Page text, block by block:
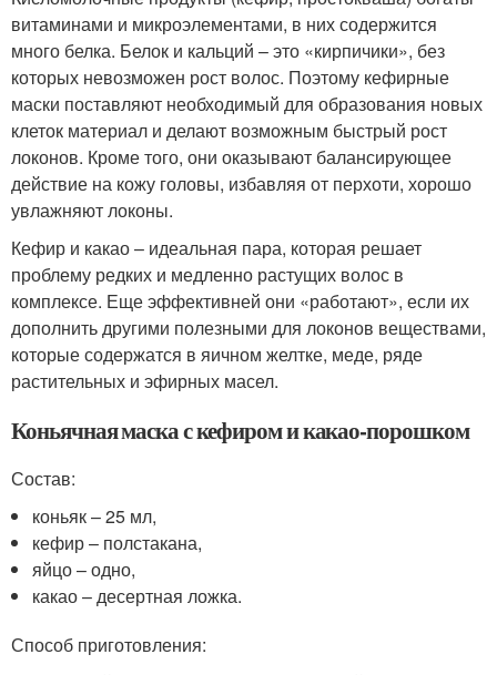
витаминами и микроэлементами, в них содержится
много белка. Белок и кальций – это «кирпичики», без
которых невозможен рост волос. Поэтому кефирные
маски поставляют необходимый для образования новых
клеток материал и делают возможным быстрый рост
локонов. Кроме того, они оказывают балансирующее
действие на кожу головы, избавляя от перхоти, хорошо
увлажняют локоны.
Кефир и какао – идеальная пара, которая решает
проблему редких и медленно растущих волос в
комплексе. Еще эффективней они «работают», если их
дополнить другими полезными для локонов веществами,
которые содержатся в яичном желтке, меде, ряде
растительных и эфирных масел.
Коньячная маска с кефиром и какао-порошком
Состав:
коньяк – 25 мл,
кефир – полстакана,
яйцо – одно,
какао – десертная ложка.
Способ приготовления: